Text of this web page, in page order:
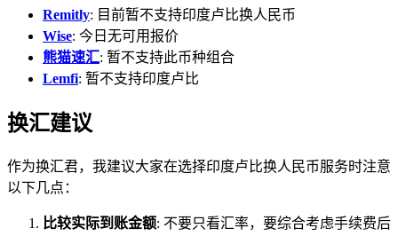
Remitly: 目前暂不支持印度卢比换人民币
Wise: 今日无可用报价
熊猫速汇: 暂不支持此币种组合
Lemfi: 暂不支持印度卢比
换汇建议
作为换汇君，我建议大家在选择印度卢比换人民币服务时注意
以下几点：
比较实际到账金额: 不要只看汇率，要综合考虑手续费后